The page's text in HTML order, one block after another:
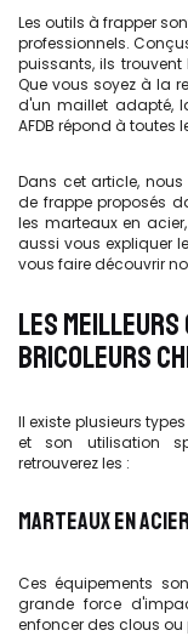
Les outils à frapper
professionnels.
puissants, ils
Que vous soyez à la
d'un maillet adapté,
AFDB répond à toutes
Dans cet article,
de frappe proposés
les marteaux en
aussi vous expliquer
vous faire découvrir
LES
BRICOLEURS
Il existe plusieurs
et son utilisation
retrouverez les :
MARTEAUX EN ACIER
Ces équipements
grande force
enfoncer des clous